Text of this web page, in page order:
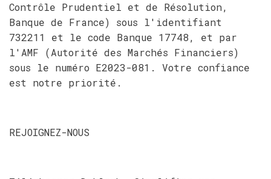
Contrôle Prudentiel et de Résolution,
Banque de France) sous l'identifiant
732211 et le code Banque 17748, et par
l'AMF (Autorité des Marchés Financiers)
sous le numéro E2023-081. Votre confiance
est notre priorité.
REJOIGNEZ-NOUS